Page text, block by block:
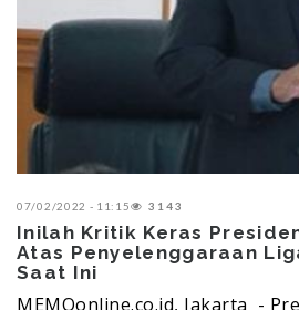
07/02/2022 - 11:15 3143
Inilah Kritik Keras
Atas Penyelenggaraan
Saat Ini
MEMOonline.co.id, Jakarta -